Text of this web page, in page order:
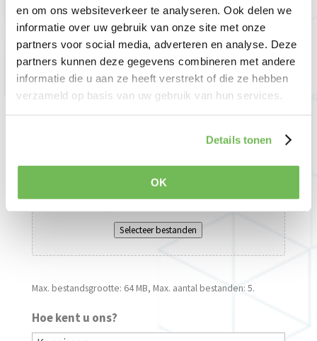
en om ons websiteverkeer te analyseren. Ook delen we
informatie over uw gebruik van onze site met onze
partners voor social media, adverteren en analyse. Deze
partners kunnen deze gegevens combineren met andere
informatie die u aan ze heeft verstrekt of die ze hebben
verzameld op basis van uw gebruik van hun services.
Details tonen
OK
Uw vraag aan Keurhuis Nederland
Bestanden
Selecteer bestanden
Max. bestandsgrootte: 64 MB, Max. aantal bestanden: 5.
Hoe kent u ons?